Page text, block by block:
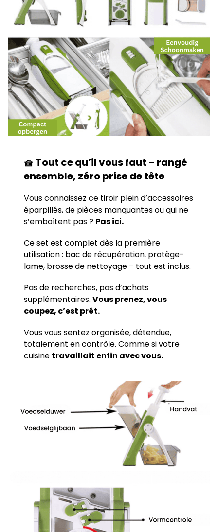
🧺 Tout ce qu’il vous faut – rangé
ensemble, zéro prise de tête
Vous connaissez ce tiroir plein d’accessoires
éparpillés, de pièces manquantes ou qui ne
s’emboîtent pas ? Pas ici.
Ce set est complet dès la première
utilisation : bac de récupération, protège-
lame, brosse de nettoyage – tout est inclus.
Pas de recherches, pas d’achats
supplémentaires.Vous prenez, vous
coupez, c’est prêt.
Vous vous sentez organisée, détendue,
totalement en contrôle. Comme si votre
cuisine travaillait enfin avec vous.